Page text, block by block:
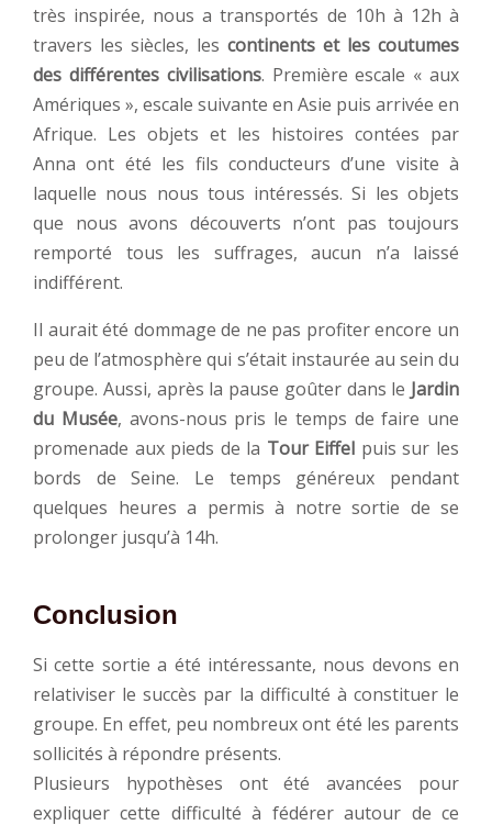
très inspirée, nous a transportés de 10h à 12h à
travers les siècles, les continents et les coutumes
des différentes civilisations. Première escale « aux
Amériques », escale suivante en Asie puis arrivée en
Afrique. Les objets et les histoires contées par
Anna ont été les fils conducteurs d’une visite à
laquelle nous nous tous intéressés. Si les objets
que nous avons découverts n’ont pas toujours
remporté tous les suffrages, aucun n’a laissé
indifférent.
Il aurait été dommage de ne pas profiter encore un
peu de l’atmosphère qui s’était instaurée au sein du
groupe. Aussi, après la pause goûter dans le Jardin
du Musée, avons-nous pris le temps de faire une
promenade aux pieds de la Tour Eiffel puis sur les
bords de Seine. Le temps généreux pendant
quelques heures a permis à notre sortie de se
prolonger jusqu’à 14h.
Conclusion
Si cette sortie a été intéressante, nous devons en
relativiser le succès par la difficulté à constituer le
groupe. En effet, peu nombreux ont été les parents
sollicités à répondre présents.
Plusieurs hypothèses ont été avancées pour
expliquer cette difficulté à fédérer autour de ce